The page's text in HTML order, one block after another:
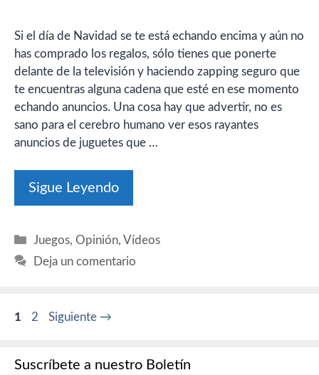
Si el día de Navidad se te está echando encima y aún no
has comprado los regalos, sólo tienes que ponerte
delante de la televisión y haciendo zapping seguro que
te encuentras alguna cadena que esté en ese momento
echando anuncios. Una cosa hay que advertir, no es
sano para el cerebro humano ver esos rayantes
anuncios de juguetes que …
Sigue Leyendo
Categorías
Juegos,Opinión,Vídeos
Deja un comentario
Página
1 Página
2 Siguiente →
Suscríbete a nuestro Boletín